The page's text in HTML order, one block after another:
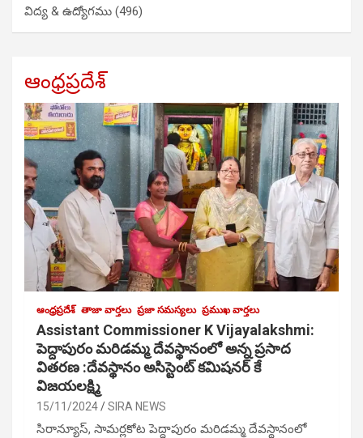
విద్య & ఉద్యోగము (496)
ఆంధ్రప్రదేశ్
ఆంధ్రప్రదేశ్ తాజా వార్తలు ప్రజా సమస్యలు ప్రముఖ వార్తలు
Assistant Commissioner K Vijayalakshmi:
పెద్దాపురం మరిడమ్మ దేవస్థానంలో అన్న ప్రసాద
వితరణ :దేవస్థానం అసిస్టెంట్ కమిషనర్ కే
విజయలక్ష్మి
15/11/2024 SIRA NEWS
సిరాన్యూస్, సామర్లకోట పెద్దాపురం మరిడమ్మ దేవస్థానంలో